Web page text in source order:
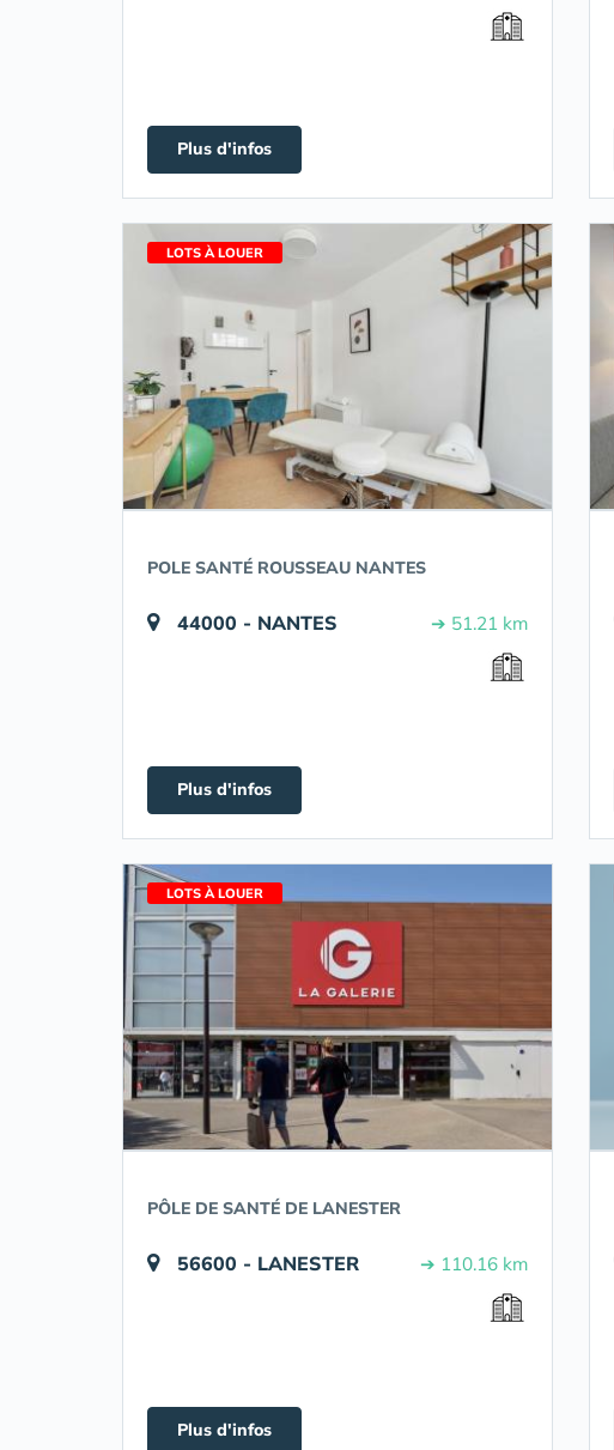
Plus d'infos
LOTS À LOUER
POLE SANTÉ ROUSSEAU NANTES
44000 - NANTES ➔ 51.21 km
Plus d'infos
LOTS À LOUER
PÔLE DE SANTÉ DE LANESTER
56600 - LANESTER ➔ 110.16 km
Plus d'infos